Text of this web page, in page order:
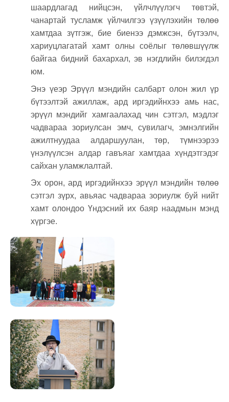
шаардлагад нийцсэн, үйлчлүүлэгч төвтэй,
чанартай тусламж үйлчилгээ үзүүлэхийн төлөө
хамтдаа зүтгэж, бие биенээ дэмжсэн, бүтээлч,
хариуцлагатай хамт олны соёлыг төлөвшүүлж
байгаа бидний бахархал, эв нэгдлийн билэгдэл
юм.
Энэ үеэр Эрүүл мэндийн салбарт олон жил үр
бүтээлтэй ажиллаж, ард иргэдийнхээ амь нас,
эрүүл мэндийг хамгаалахад чин сэтгэл, мэдлэг
чадвараа зориулсан эмч, сувилагч, эмнэлгийн
ажилтнуудаа алдаршуулан, төр, түмнээрээ
үнэлүүлсэн алдар гавъяаг хамтдаа хүндэтгэдэг
сайхан уламжлалтай.
Эх орон, ард иргэдийнхээ эрүүл мэндийн төлөө
сэтгэл зүрх, авьяас чадвараа зориулж буй нийт
хамт олондоо Үндэсний их баяр наадмын мэнд
хүргэе.